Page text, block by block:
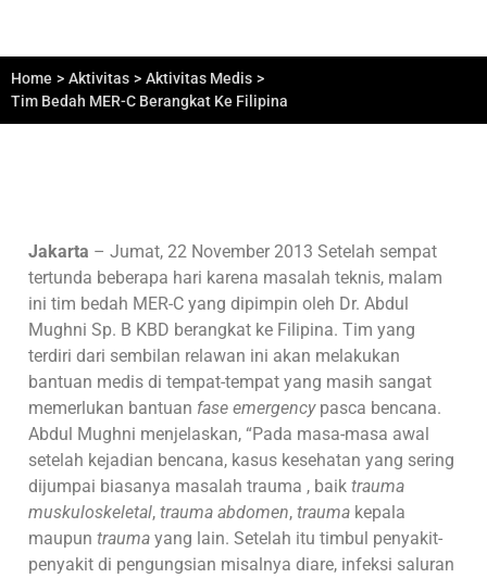
Home > Aktivitas > Aktivitas Medis >
Tim Bedah MER-C Berangkat Ke Filipina
Jakarta – Jumat, 22 November 2013 Setelah sempat
tertunda beberapa hari karena masalah teknis, malam
ini tim bedah MER-C yang dipimpin oleh Dr. Abdul
Mughni Sp. B KBD berangkat ke Filipina. Tim yang
terdiri dari sembilan relawan ini akan melakukan
bantuan medis di tempat-tempat yang masih sangat
memerlukan bantuan fase emergencypasca bencana.
Abdul Mughni menjelaskan, “Pada masa-masa awal
setelah kejadian bencana, kasus kesehatan yang sering
dijumpai biasanya masalah trauma , baiktrauma
muskuloskeletal,trauma abdomen,trauma kepala
maupuntrauma yang lain. Setelah itu timbul penyakit-
penyakit di pengungsian misalnya diare, infeksi saluran